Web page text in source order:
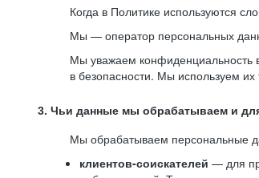
Когда в Политике используются
Мы — оператор персональных
Мы уважаем конфиденциальность
в безопасности. Мы используем
3. Чьи данные мы обрабатываем и
Мы обрабатываем персональные
клиентов-соискателей — для